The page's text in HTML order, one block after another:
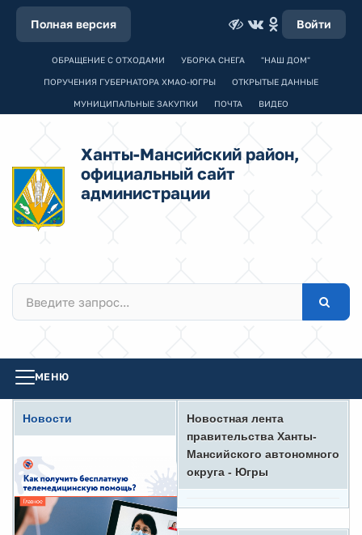
Полная версия Войти
ОБРАЩЕНИЕ С ОТХОДАМИ УБОРКА СНЕГА "НАШ ДОМ"
ПОРУЧЕНИЯ ГУБЕРНАТОРА ХМАО-ЮГРЫ ОТКРЫТЫЕ ДАННЫЕ
МУНИЦИПАЛЬНЫЕ ЗАКУПКИ ПОЧТА ВИДЕО
Ханты-Мансийский район,
официальный сайт
администрации
МЕНЮ
Новости
Новостная лента
правительства Ханты-
Мансийского автономного
округа - Югры